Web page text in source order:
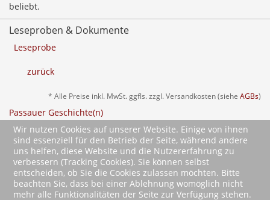
beliebt.
Leseproben & Dokumente
Leseprobe
zurück
* Alle Preise inkl. MwSt. ggfls. zzgl. Versandkosten (siehe AGBs)
Passauer Geschichte(n)
Ausflüge in die Vergangenheit
Wir nutzen Cookies auf unserer Website. Einige von ihnen
sind essenziell für den Betrieb der Seite, während andere
uns helfen, diese Website und die Nutzererfahrung zu
verbessern (Tracking Cookies). Sie können selbst
entscheiden, ob Sie die Cookies zulassen möchten. Bitte
beachten Sie, dass bei einer Ablehnung womöglich nicht
mehr alle Funktionalitäten der Seite zur Verfügung stehen.